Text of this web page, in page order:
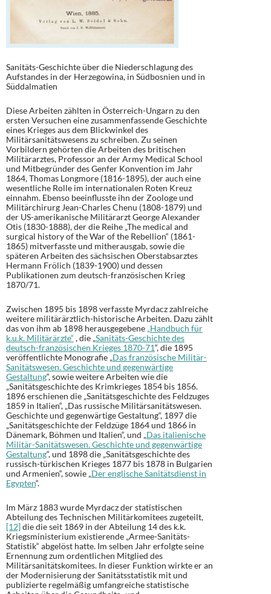
Sanitäts-Geschichte über die Niederschlagung des
Aufstandes in der Herzegowina, in Südbosnien und in
Süddalmatien
Diese Arbeiten zählten in Österreich-Ungarn zu den
ersten Versuchen eine zusammenfassende Geschichte
eines Krieges aus dem Blickwinkel des
Militärsanitätswesens zu schreiben. Zu seinen
Vorbildern gehörten die Arbeiten des britischen
Militärarztes, Professor an der Army Medical School
und Mitbegründer des Genfer Konvention im Jahr
1864, Thomas Longmore (1816-1895), der auch eine
wesentliche Rolle im internationalen Roten Kreuz
einnahm. Ebenso beeinflusste ihn der Zoologe und
Militärchirurg Jean-Charles Chenu (1808-1879) und
der US-amerikanische Militärarzt George Alexander
Otis (1830-1888), der die Reihe „The medical and
surgical history of the War of the Rebellion“ (1861-
1865) mitverfasste und mitherausgab, sowie die
späteren Arbeiten des sächsischen Oberstabsarztes
Hermann Frölich (1839-1900) und dessen
Publikationen zum deutsch-französischen Krieg
1870/71.
Zwischen 1895 bis 1898 verfasste Myrdacz zahlreiche
weitere militärärztlich-historische Arbeiten. Dazu zählt
das von ihm ab 1898 herausgegebene „Handbuch für
k.u.k. Militärärzte“ , die „Sanitäts-Geschichte des
deutsch-französischen Krieges 1870-71“, die 1895
veröffentlichte Monografie „Das französische Militär-
Sanitätswesen. Geschichte und gegenwärtige
Gestaltung“, sowie weitere Arbeiten wie die
„Sanitätsgeschichte des Krimkrieges 1854 bis 1856.
1896 erschienen die „Sanitätsgeschichte des Feldzuges
1859 in Italien“, „Das russische Militärsanitätswesen.
Geschichte und gegenwärtige Gestaltung“, 1897 die
„Sanitätsgeschichte der Feldzüge 1864 und 1866 in
Dänemark, Böhmen und Italien“, und „Das italienische
Militär-Sanitätswesen. Geschichte und gegenwärtige
Gestaltung“, und 1898 die „Sanitätsgeschichte des
russisch-türkischen Krieges 1877 bis 1878 in Bulgarien
und Armenien“, sowie „Der englische Sanitätsdienst in
Egypten“.
Im März 1883 wurde Myrdacz der statistischen
Abteilung des Technischen Militärkomitees zugeteilt,
[12]die die seit 1869 in der Abteilung 14 des k.k.
Kriegsministerium existierende „Armee-Sanitäts-
Statistik“ abgelöst hatte. Im selben Jahr erfolgte seine
Ernennung zum ordentlichen Mitglied des
Militärsanitätskomitees. In dieser Funktion wirkte er an
der Modernisierung der Sanitätsstatistik mit und
publizierte regelmäßig umfangreiche statistische